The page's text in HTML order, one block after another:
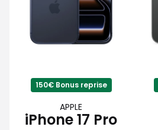
150€ Bonus reprise
APPLE
iPhone 17 Pro